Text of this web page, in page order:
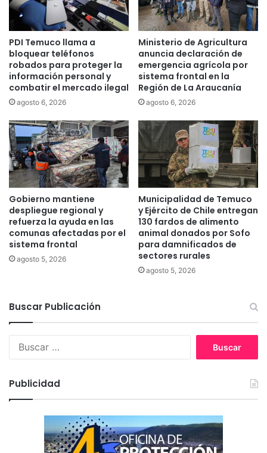
s
r
v
a
s
n
a
c
i
o
n
a
l
e
e
n
L
a
A
c
r
o
s
:
"
N
o
a
m
o
s
a
p
e
r
m
i
t
i
r
o
m
e
a
PDI Temuco llama a
bloquear teléfonos
robados para proteger la
información personal y
combatir el mercado ilegal
agosto 6, 2026
Ministerio de Agricultura
anuncia declaración de
emergencia agrícola por
sistema frontal en la
Región de La Araucanía
agosto 6, 2026
Gobierno mantiene
despliegue regional y
refuerza la ayuda en las
comunas afectadas por el
sistema frontal
agosto 5, 2026
Municipalidad de Temuco
y Ejército de Chile entregan
130 fardos de alimento
animal donados por Sofo
para damnificados de
sectores rurales
agosto 5, 2026
Buscar Publicación
:
Publicidad